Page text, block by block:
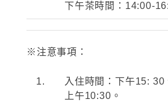
下午茶時間：14:00-
※注意事項：
1. 入住時間：下午15: 30
上午10:30 。